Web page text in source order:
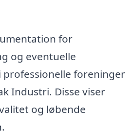
for
og eventuelle
professionelle foreninger
Industri. Disse viser
og løbende